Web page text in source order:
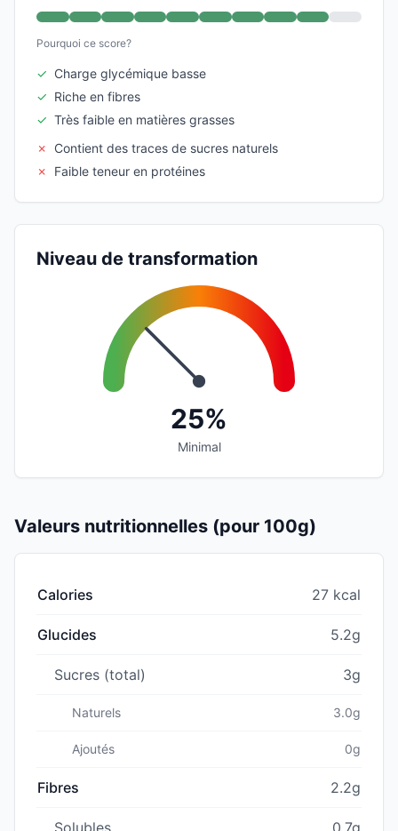
Pourquoi ce score?
✓ Charge glycémique basse
✓ Riche en fibres
✓ Très faible en matières grasses
✗
Contient des traces de sucres naturels
✗
Faible teneur en protéines
Niveau de transformation
25%
Minimal
Valeurs nutritionnelles (pour 100g)
Calories 27 kcal
Glucides 5.2g
Sucres (total) 3g
Naturels 3.0g
Ajoutés 0g
Fibres 2.2g
Solubles 0.7g